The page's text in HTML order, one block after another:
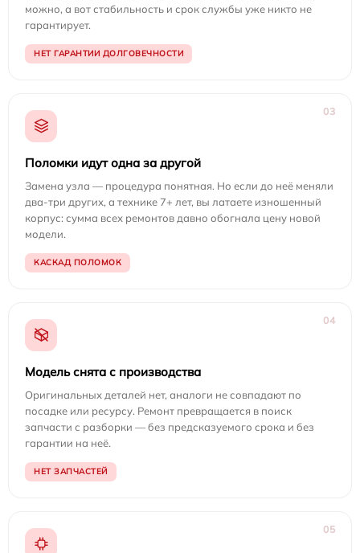
можно, а вот стабильность и срок службы уже никто не
гарантирует.
НЕТ ГАРАНТИИ ДОЛГОВЕЧНОСТИ
03
Поломки идут одна за другой
Замена узла — процедура понятная. Но если до неё меняли
два-три других, а технике 7+ лет, вы латаете изношенный
корпус: сумма всех ремонтов давно обогнала цену новой
модели.
КАСКАД ПОЛОМОК
04
Модель снята с производства
Оригинальных деталей нет, аналоги не совпадают по
посадке или ресурсу. Ремонт превращается в поиск
запчасти с разборки — без предсказуемого срока и без
гарантии на неё.
НЕТ ЗАПЧАСТЕЙ
05